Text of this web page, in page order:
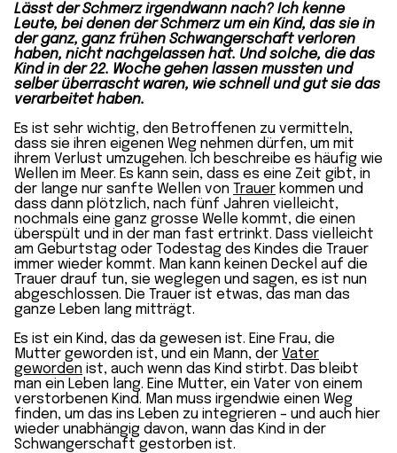
Lässt der Schmerz irgendwann nach? Ich kenne
Leute, bei denen der Schmerz um ein Kind, das sie in
der ganz, ganz frühen Schwangerschaft verloren
haben, nicht nachgelassen hat. Und solche, die das
Kind in der 22. Woche gehen lassen mussten und
selber überrascht waren, wie schnell und gut sie das
verarbeitet haben.
Es ist sehr wichtig, den Betroffenen zu vermitteln,
dass sie ihren eigenen Weg nehmen dürfen, um mit
ihrem Verlust umzugehen. Ich beschreibe es häufig wie
Wellen im Meer. Es kann sein, dass es eine Zeit gibt, in
der lange nur sanfte Wellen von Trauer kommen und
dass dann plötzlich, nach fünf Jahren vielleicht,
nochmals eine ganz grosse Welle kommt, die einen
überspült und in der man fast ertrinkt. Dass vielleicht
am Geburtstag oder Todestag des Kindes die Trauer
immer wieder kommt. Man kann keinen Deckel auf die
Trauer drauf tun, sie weglegen und sagen, es ist nun
abgeschlossen. Die Trauer ist etwas, das man das
ganze Leben lang mitträgt.
Es ist ein Kind, das da gewesen ist. Eine Frau, die
Mutter geworden ist, und ein Mann, der Vater
geworden ist, auch wenn das Kind stirbt. Das bleibt
man ein Leben lang. Eine Mutter, ein Vater von einem
verstorbenen Kind. Man muss irgendwie einen Weg
finden, um das ins Leben zu integrieren – und auch hier
wieder unabhängig davon, wann das Kind in der
Schwangerschaft gestorben ist.